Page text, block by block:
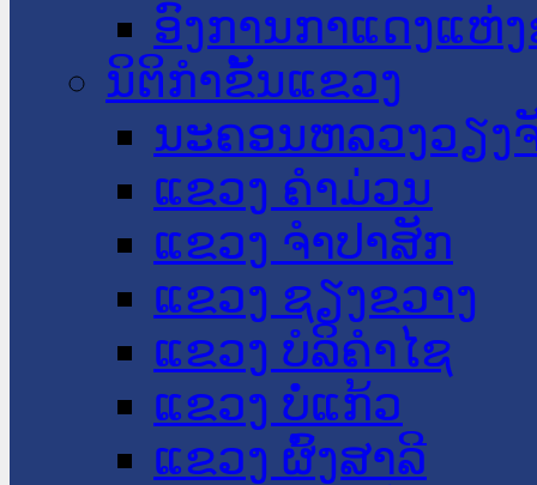
ອົງການກາແດງແຫ່
ນິຕິກໍາຂັ້ນແຂວງ
ນະ​ຄອນ​ຫລວງວຽງ
ແຂວງ ຄໍາມ່ວນ
ແຂວງ ຈໍາປາສັກ
ແຂວງ ຊຽງຂວາງ
ແຂວງ ບໍລິຄໍາໄຊ
ແຂວງ ບໍ່ແກ້ວ
ແຂວງ ຜົ້ງສາລີ